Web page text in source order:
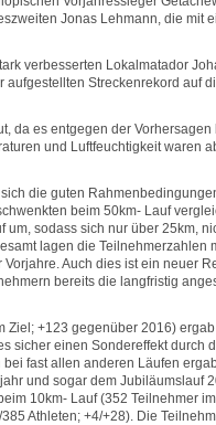
Jonas Lehmann, die mit
verbesserten Lokalmatador
aufgestellten Streckenrekord auf
da es entgegen der Vorhersagen
und Luftfeuchtigkeit waren
die guten
beim 50km- Lauf
um, sodass sich nur über 25km,
lagen die Teilnehmerzahlen
Auch dies ist ein neuer
bereits die langfristig
Ziel; +123 gegenüber 2016)
sicher einen Sondereffekt durch
bei fast allen anderen Läufen
und sogar dem Jubiläumslauf
10km- Lauf (352 Teilnehmer
Athleten; +4/+28). Die